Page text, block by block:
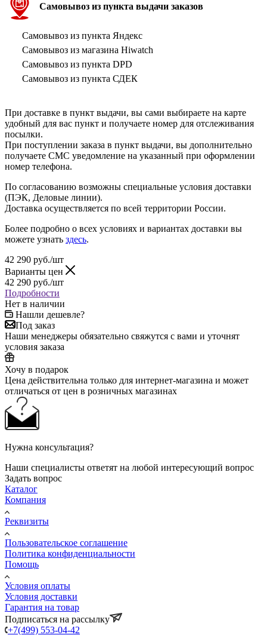
Самовывоз из пункта выдачи заказов
Самовывоз из пункта Яндекс
Самовывоз из магазина Hiwatch
Самовывоз из пункта DPD
Самовывоз из пункта СДЕК
При доставке в пункт выдачи, вы сами выбираете на карте
удобный для вас пункт и получаете номер для отслеживания
посылки.
При поступлении заказа в пункт выдачи, вы дополнительно
получаете СМС уведомление на указанный при оформлении
номер телефона.
По согласованию возможны специальные условия доставки
(ПЭК, Деловые линии).
Доставка осуществляется по всей территории России.
Более подробно о всех условиях и вариантах доставки вы
можете узнать здесь.
42 290 руб./шт
Варианты цен
42 290 руб./шт
Подробности
Нет в наличии
Нашли дешевле?
Под заказ
Наши менеджеры обязательно свяжутся с вами и уточнят
условия заказа
Хочу в подарок
Цена действительна только для интернет-магазина и может
отличаться от цен в розничных магазинах
Нужна консультация?
Наши специалисты ответят на любой интересующий вопрос
Задать вопрос
Каталог
Компания
Реквизиты
Пользовательское соглашение
Политика конфиденциальности
Помощь
Условия оплаты
Условия доставки
Гарантия на товар
Подписаться на рассылку
+7(499) 553-04-42